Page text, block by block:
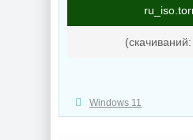
Windows 11